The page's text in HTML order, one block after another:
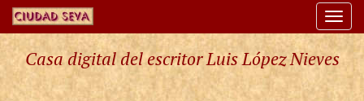
Casa digital del escritor Luis López Nieves